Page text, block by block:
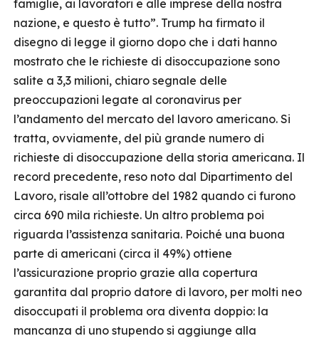
famiglie, ai lavoratori e alle imprese della nostra
nazione, e questo è tutto”. Trump ha firmato il
disegno di legge il giorno dopo che i dati hanno
mostrato che le richieste di disoccupazione sono
salite a 3,3 milioni, chiaro segnale delle
preoccupazioni legate al coronavirus per
l’andamento del mercato del lavoro americano. Si
tratta, ovviamente, del più grande numero di
richieste di disoccupazione della storia americana. Il
record precedente, reso noto dal Dipartimento del
Lavoro, risale all’ottobre del 1982 quando ci furono
circa 690 mila richieste. Un altro problema poi
riguarda l’assistenza sanitaria. Poiché una buona
parte di americani (circa il 49%) ottiene
l’assicurazione proprio grazie alla copertura
garantita dal proprio datore di lavoro, per molti neo
disoccupati il problema ora diventa doppio: la
mancanza di uno stupendo si aggiunge alla